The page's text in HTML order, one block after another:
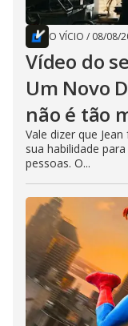
O VÍCIO / 08/08/
Vídeo do
Um Novo
não é tão
Vale dizer que
sua habilidade
pessoas. O...